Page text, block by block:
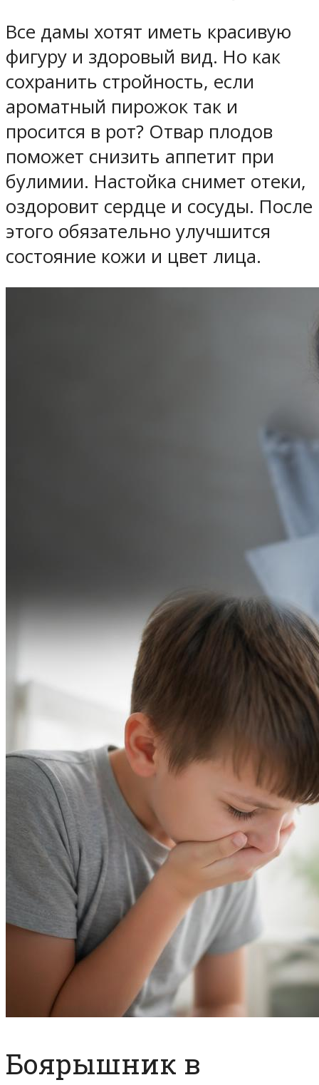
Все дамы хотят иметь красивую
фигуру и здоровый вид. Но как
сохранить стройность, если
ароматный пирожок так и
просится в рот? Отвар плодов
поможет снизить аппетит при
булимии. Настойка снимет отеки,
оздоровит сердце и сосуды. После
этого обязательно улучшится
состояние кожи и цвет лица.
Боярышник в